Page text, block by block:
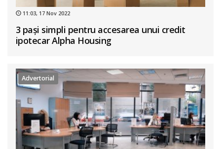
11:03, 17 Nov 2022
3 pași simpli pentru accesarea unui credit
ipotecar Alpha Housing
Advertorial